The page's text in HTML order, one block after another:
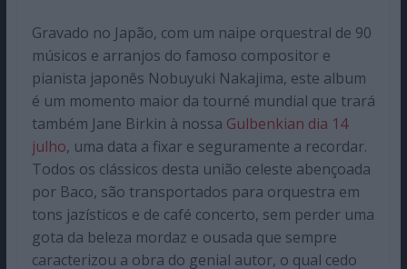
Gravado no Japão, com um naipe orquestral de 90
músicos e arranjos do famoso compositor e
pianista japonês Nobuyuki Nakajima, este album
é um momento maior da tourné mundial que trará
também Jane Birkin à nossa Gulbenkian dia 14
julho, uma data a fixar e seguramente a recordar.
Todos os clássicos desta união celeste abençoada
por Baco, são transportados para orquestra em
tons jazísticos e de café concerto, sem perder uma
gota da beleza mordaz e ousada que sempre
caracterizou a obra do genial autor, o qual cedo